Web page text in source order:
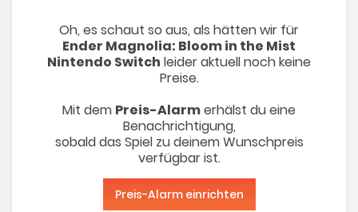
Oh, es schaut so aus, als hätten wir für
Ender Magnolia: Bloom in the Mist
Nintendo Switch leider aktuell noch keine
Preise.
Mit dem Preis-Alarmerhälst du eine
Benachrichtigung,
sobald das Spiel zu deinem Wunschpreis
verfügbar ist.
Preis-Alarm einrichten